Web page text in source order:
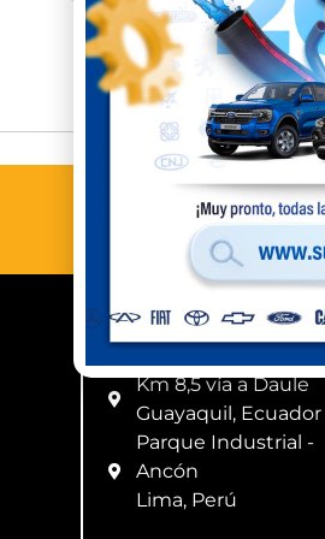
Km 8,5 vía a Daule
Guayaquil, Ecuador
Parque Industrial -
Ancón
Lima, Perú